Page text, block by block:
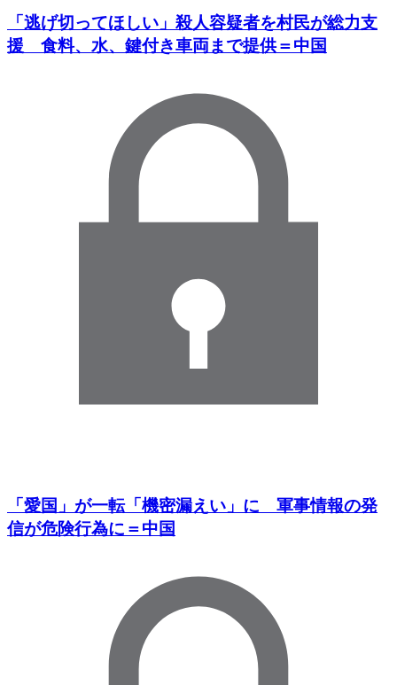
「逃げ切ってほしい」殺人容疑者を村民が総力支
援 食料、水、鍵付き車両まで提供＝中国
「愛国」が一転「機密漏えい」に 軍事情報の発
信が危険行為に＝中国